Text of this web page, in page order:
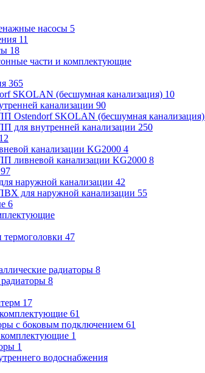
насосы 5
11
18
части и комплектующие
365
SKOLAN (бесшумная канализация) 10
канализации 90
Ostendorf SKOLAN (бесшумная канализация)
для внутренней канализации 250
12
канализации KG2000 4
ливневой канализации KG2000 8
97
наружной канализации 42
для наружной канализации 55
6
термоголовки 47
радиаторы 8
8
17
61
с боковым подключением 61
1
1
водоснабжения